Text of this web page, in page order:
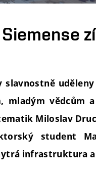
mladým vědcům
Miloslav
student
infrastruktura